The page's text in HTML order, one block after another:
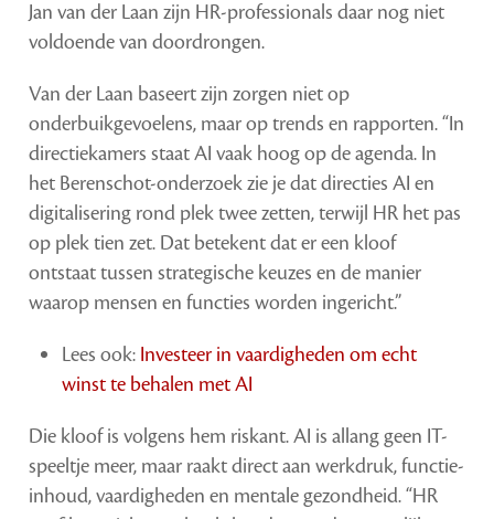
Jan van der Laan zijn HR-professionals daar nog niet
voldoende van doordrongen.
Van der Laan baseert zijn zorgen niet op
onderbuikgevoelens, maar op trends en rapporten. “In
directiekamers staat AI vaak hoog op de agenda. In
het Berenschot-onderzoek zie je dat directies AI en
digitalisering rond plek twee zetten, terwijl HR het pas
op plek tien zet. Dat betekent dat er een kloof
ontstaat tussen strategische keuzes en de manier
waarop mensen en functies worden ingericht.”
Lees ook: Investeer in vaardigheden om echt
winst te behalen met AI
Die kloof is volgens hem riskant. AI is allang geen IT-
speeltje meer, maar raakt direct aan werkdruk, functie-
inhoud, vaardigheden en mentale gezondheid. “HR